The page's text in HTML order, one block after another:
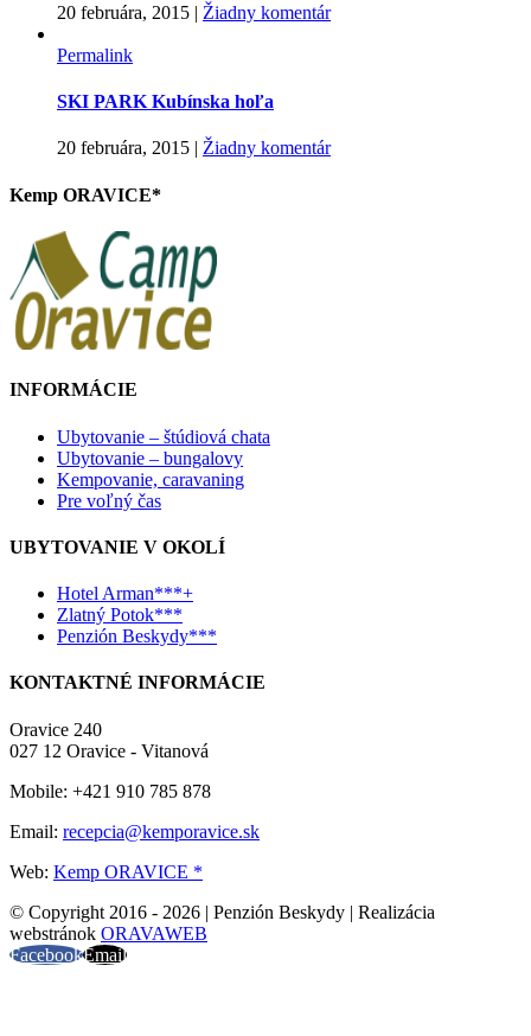
20 februára, 2015 | Žiadny komentár
Permalink
SKI PARK Kubínska hoľa
20 februára, 2015 Žiadny komentár
Kemp ORAVICE*
INFORMÁCIE
Ubytovanie – štúdiová chata
Ubytovanie – bungalovy
Kempovanie, caravaning
Pre voľný čas
UBYTOVANIE V OKOLÍ
Hotel Arman***+
Zlatný Potok***
Penzión Beskydy***
KONTAKTNÉ INFORMÁCIE
Oravice 240
027 12 Oravice - Vitanová
Mobile: +421 910 785 878
Email: recepcia@kemporavice.sk
Web: Kemp ORAVICE *
© Copyright 2016 - 2026 | Penzión Beskydy | Realizácia
webstránok ORAVAWEB
FacebookEmail